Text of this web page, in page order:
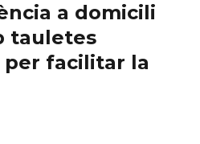
a domicili
tauletes
facilitar la